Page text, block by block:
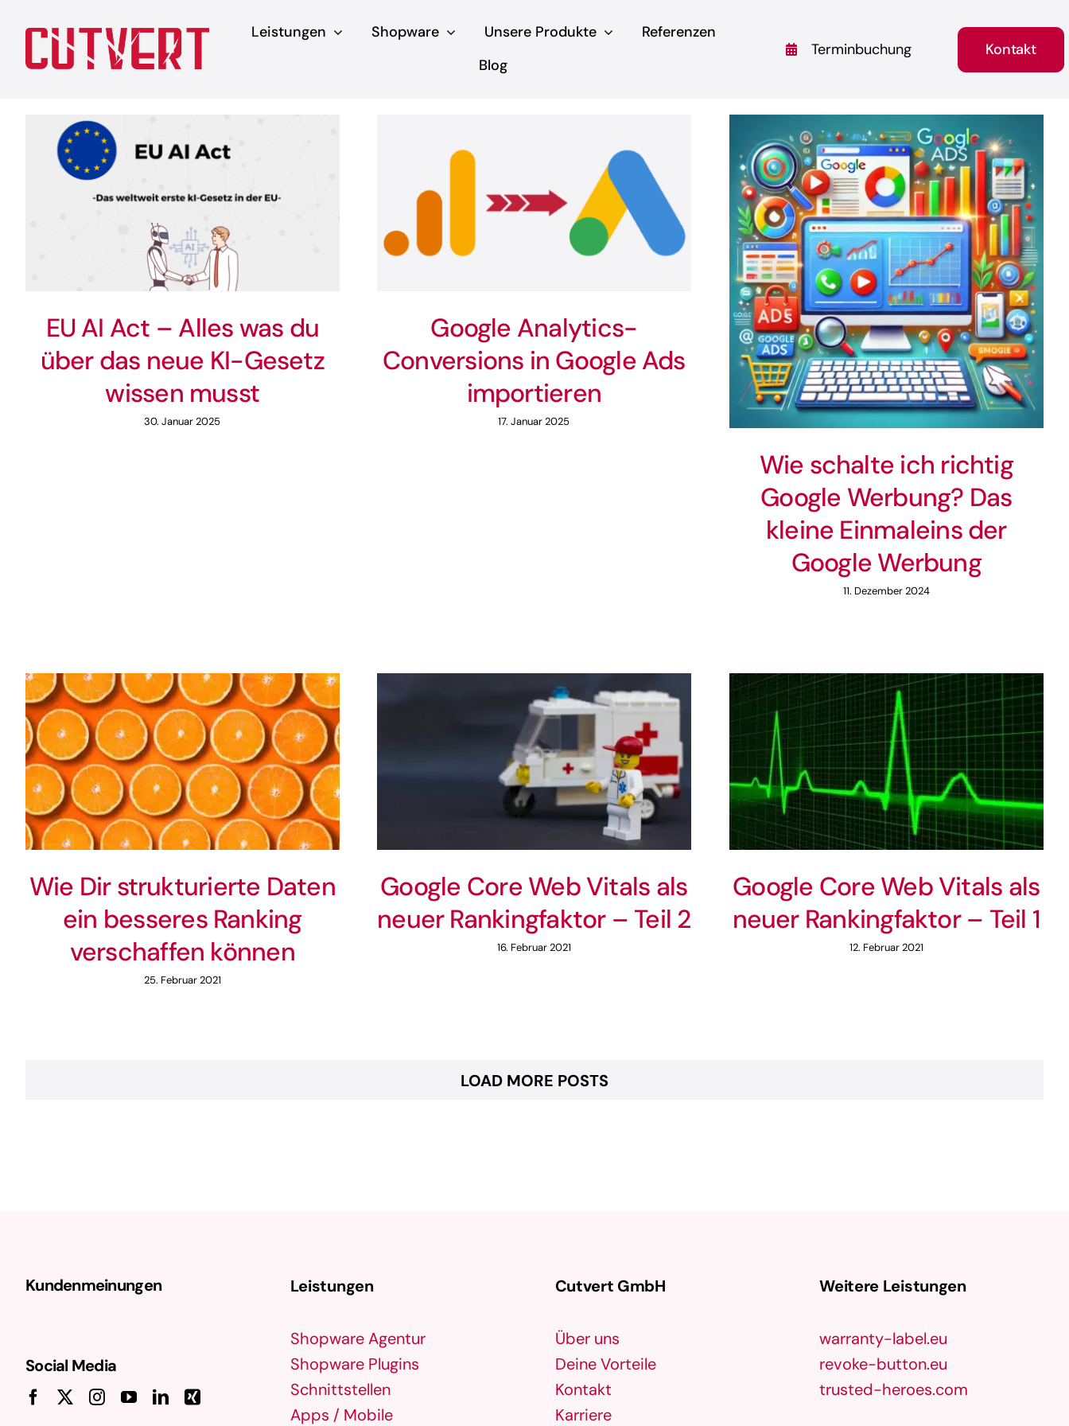
Inhalt
springen
Leistungen Shopware Unsere Produkte
Referenzen
Blog
Terminbuchung Kontakt
EU AI Act – Alles was du
über das neue KI-Gesetz
wissen musst
30. Januar 2025
Google Analytics-
Conversions in Google Ads
importieren
17. Januar 2025
Wie schalte ich richtig
Google Werbung? Das
kleine Einmaleins der
Google Werbung
11. Dezember 2024
Wie Dir strukturierte Daten
ein besseres Ranking
verschaffen können
25. Februar 2021
Google Core Web Vitals als
neuer Rankingfaktor – Teil 2
16. Februar 2021
Google Core Web Vitals als
neuer Rankingfaktor – Teil 1
12. Februar 2021
LOAD MORE POSTS
Kundenmeinungen
Social Media
Leistungen
Shopware Agentur
Shopware Plugins
Schnittstellen
Apps / Mobile
Cutvert GmbH
Über uns
Deine Vorteile
Kontakt
Karriere
Weitere Leistungen
warranty-label.eu
revoke-button.eu
trusted-heroes.com